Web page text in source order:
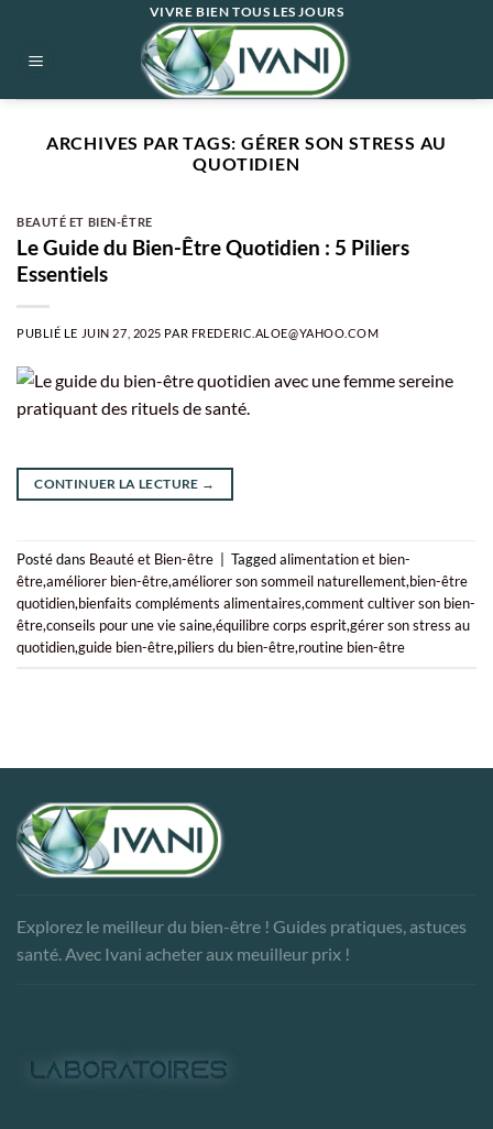
contenu
VIVRE BIEN TOUS LES JOURS
ARCHIVES PAR TAGS: GÉRER SON STRESS AU
QUOTIDIEN
BEAUTÉ ET BIEN-ÊTRE
Le Guide du Bien-Être Quotidien : 5 Piliers
Essentiels
PUBLIÉ LE JUIN 27, 2025 PAR FREDERIC.ALOE@YAHOO.COM
CONTINUER LA LECTURE →
Posté dans Beauté et Bien-être Taggedalimentation et bien-
être,améliorer bien-être,améliorer son sommeil naturellement,bien-être
quotidien,bienfaits compléments alimentaires,comment cultiver son bien-
être,conseils pour une vie saine,équilibre corps esprit,gérer son stress au
quotidien,guide bien-être,piliers du bien-être,routine bien-être
Explorez le meilleur du bien-être ! Guides pratiques, astuces
santé. Avec Ivani acheter aux meuilleur prix !